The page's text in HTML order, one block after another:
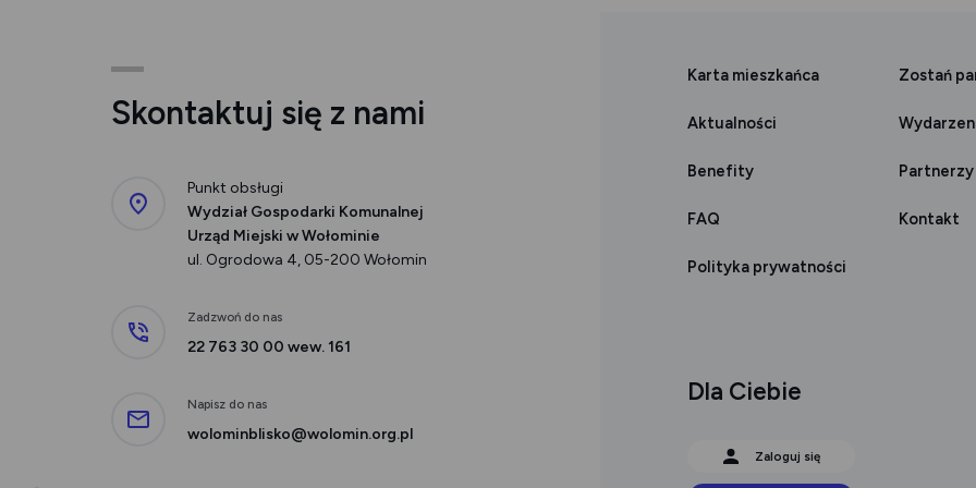
Skontaktuj się z nami
Punkt obsługi
Wydział Gospodarki Komunalnej
Urząd Miejski w Wołominie
ul. Ogrodowa 4, 05-200 Wołomin
Zadzwoń do nas
22 763 30 00 wew. 161
Napisz do nas
wolominblisko@wolomin.org.pl
Karta mieszkańca Zostań
Aktualności
Benefity Partnerzy
FAQ Kontakt
Polityka prywatności
Dla Ciebie
Zaloguj się